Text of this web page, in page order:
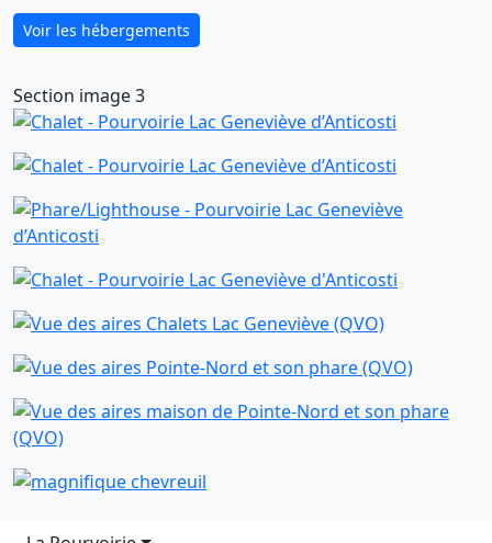
Voir les hébergements
Section image 3